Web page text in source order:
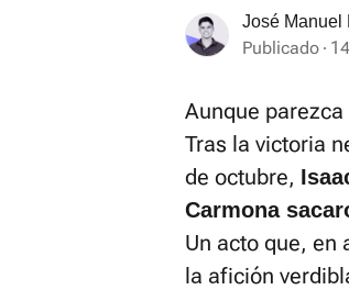
José Manuel
Publicado
Aunque
Tras la victoria
de octubre,
Carmona
Un acto que, en
la afición